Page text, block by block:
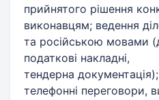
прийнятого рішення
виконавцям; ведення
та російською мовами
податкові накладні,
тендерна
телефонні переговори,